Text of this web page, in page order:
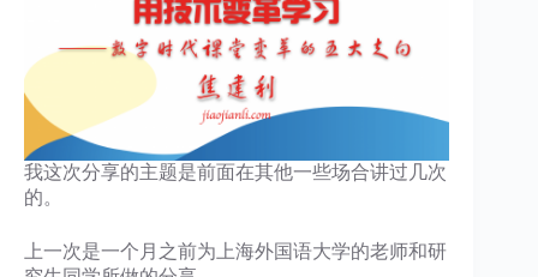
我这次分享的主题是前面在其他一些场合讲过几次
的。
上一次是一个月之前为上海外国语大学的老师和研